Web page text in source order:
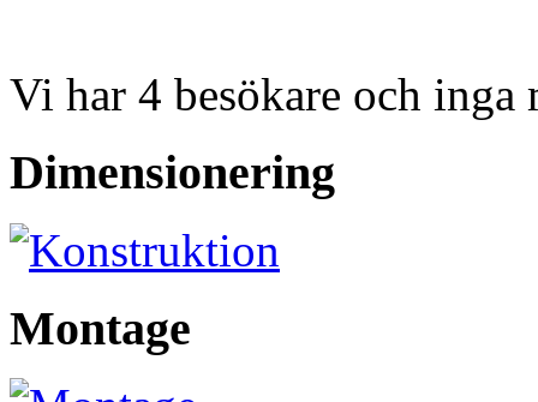
Vi har 4 besökare och inga
Dimensionering
Montage